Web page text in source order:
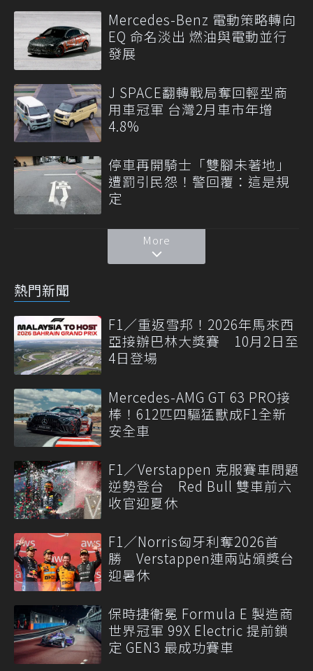
Mercedes-Benz 電動策略轉向
EQ 命名淡出 燃油與電動並行
發展
J SPACE翻轉戰局奪回輕型商
用車冠軍 台灣2月車市年增
4.8%
停車再開騎士「雙腳未著地」
遭罰引民怨！警回覆：這是規
定
More
熱門新聞
F1／重返雪邦！2026年馬來西
亞接辦巴林大獎賽 10月2日至
4日登場
Mercedes-AMG GT 63 PRO接
棒！612匹四驅猛獸成F1全新
安全車
F1／Verstappen 克服賽車問題
逆勢登台 Red Bull 雙車前六
收官迎夏休
F1／Norris匈牙利奪2026首
勝 Verstappen連兩站頒獎台
迎暑休
保時捷衛冕 Formula E 製造商
世界冠軍 99X Electric 提前鎖
定 GEN3 最成功賽車